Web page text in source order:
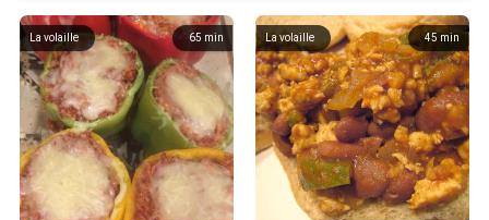
65 min
La volaille 45 min
La volaille